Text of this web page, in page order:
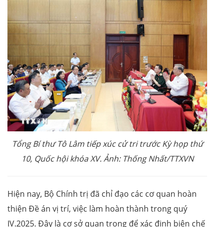
Tổng Bí thư Tô Lâm tiếp xúc cử tri trước Kỳ họp thứ
10, Quốc hội khóa XV. Ảnh: Thống Nhất/TTXVN
Hiện nay, Bộ Chính trị đã chỉ đạo các cơ quan hoàn
thiện Đề án vị trí, việc làm hoàn thành trong quý
IV.2025. Đây là cơ sở quan trọng để xác định biên chế